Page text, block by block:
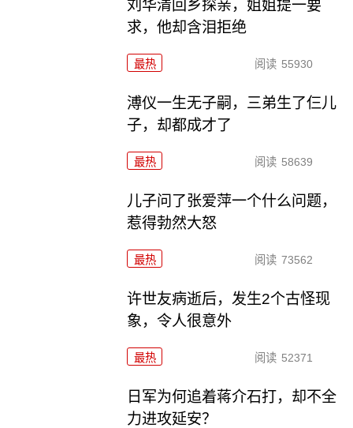
刘华清回乡探亲，姐姐提一要
求，他却含泪拒绝
最热 阅读 55930
溥仪一生无子嗣，三弟生了仨儿
子，却都成才了
最热 阅读 58639
儿子问了张爱萍一个什么问题，
惹得勃然大怒
最热 阅读 73562
许世友病逝后，发生2个古怪现
象，令人很意外
最热 阅读 52371
日军为何追着蒋介石打，却不全
力进攻延安？